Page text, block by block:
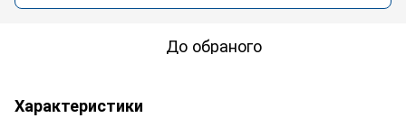
До обраного
Характеристики